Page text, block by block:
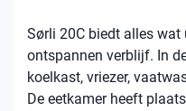
Sørli 20C biedt alles wat
ontspannen verblijf. In
koelkast, vriezer,
De eetkamer heeft